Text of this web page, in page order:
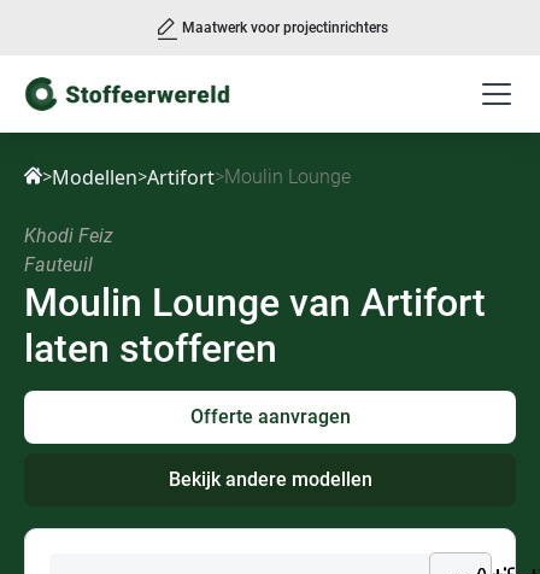
Maatwerk voor projectinrichters
>Modellen>Artifort>Moulin Lounge
Khodi Feiz
Fauteuil
Moulin Lounge van Artifort
laten stofferen
Offerte aanvragen
Bekijk andere modellen